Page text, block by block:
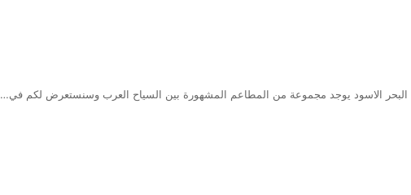
الاسود يوجد مجموعة من المطاعم المشهورة بين السياح العرب وسنستعرض لكم في…